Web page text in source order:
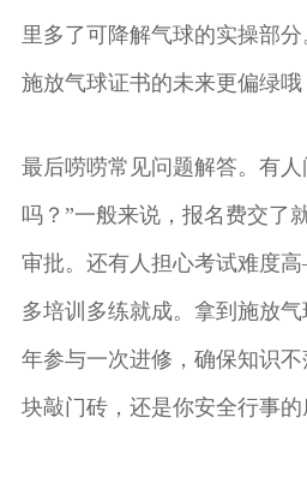
里多了可降解气球的实操部
施放气球证书的未来更偏绿哦
最后唠唠常见问题解答。有
吗？”一般来说，报名费交了
审批。还有人担心考试难度
多培训多练就成。拿到施放
年参与一次进修，确保知识
块敲门砖，还是你安全行事的